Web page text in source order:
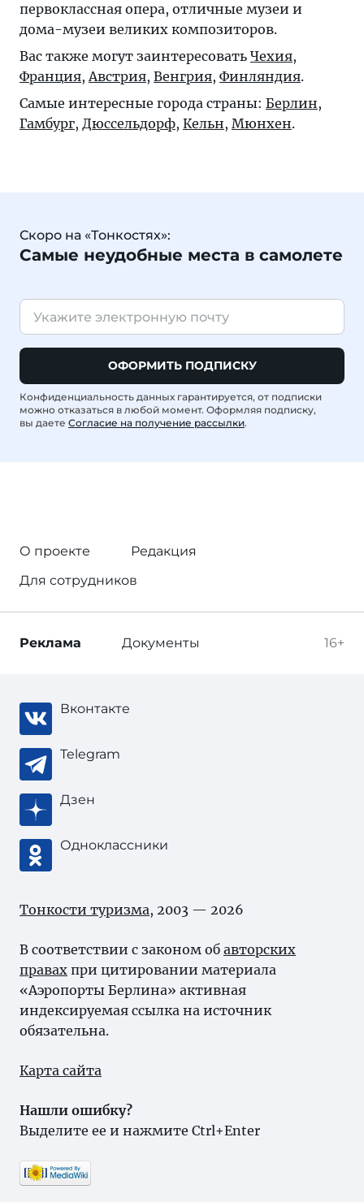
первоклассная опера, отличные музеи и
дома-музеи великих композиторов.
Вас также могут заинтересовать Чехия,
Франция,Австрия, Венгрия, Финляндия.
Самые интересные города страны: Берлин,
Гамбург, Дюссельдорф, Кельн, Мюнхен.
Скоро на «Тонкостях»:
Самые неудобные места в самолете
ОФОРМИТЬ ПОДПИСКУ
Конфиденциальность данных гарантируется, от подписки
можно отказаться в любой момент. Оформляя подписку,
вы даете Согласие на получение рассылки.
О проекте
Редакция
Для сотрудников
16+
Реклама Документы
Вконтакте
Telegram
Дзен
Одноклассники
Тонкости туризма, 2003 — 2026
В соответствии с законом об авторских
правах при цитировании материала
«Аэропорты Берлина» активная
индексируемая ссылка на источник
обязательна.
Карта сайта
Нашли ошибку?
Выделите ее и нажмите Ctrl+Enter